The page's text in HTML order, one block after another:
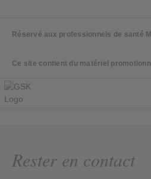
Réservé aux professionnels de santé
Ce site contient du matériel
Rester en contact